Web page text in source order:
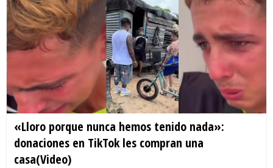
«Lloro porque nunca hemos tenido nada»:
donaciones en TikTok les compran una
casa(Video)